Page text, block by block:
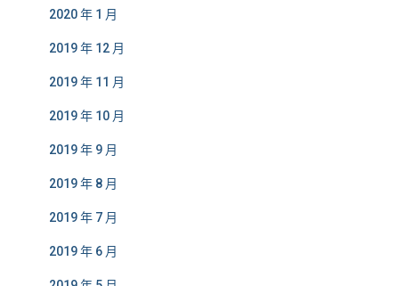
2020 年 1 月
2019 年 12 月
2019 年 11 月
2019 年 10 月
2019 年 9 月
2019 年 8 月
2019 年 7 月
2019 年 6 月